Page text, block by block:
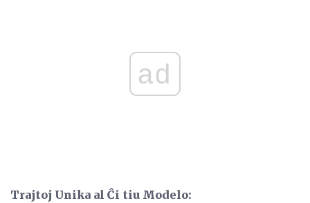
ad
Trajtoj Unika al Ĉi tiu Modelo: